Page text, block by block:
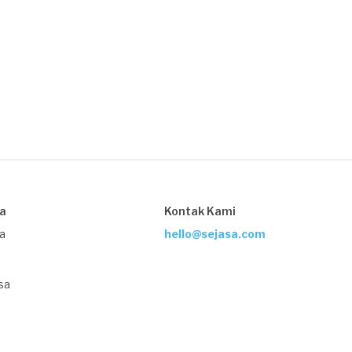
Kontak Kami
hello@sejasa.com